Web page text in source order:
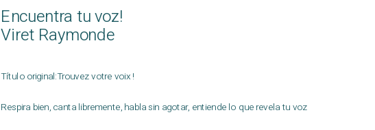
Encuentra tu voz!
Viret Raymonde
Título original:Trouvez votre voix !
Respira bien, canta libremente, habla sin agotar, entiende lo que revela tu voz